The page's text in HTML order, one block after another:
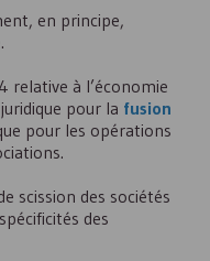
en principe,
relative à l’économie
pour la fusion
pour les opérations
scission des sociétés
des